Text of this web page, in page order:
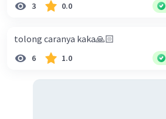
3 0.0
tolong caranya kaka🙏🏻
6 1.0